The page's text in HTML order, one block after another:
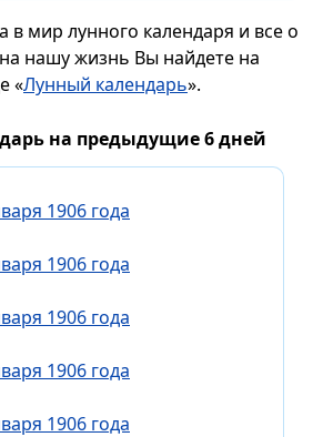
в мир лунного календаря и все о
нашу жизнь Вы найдете на
«Лунный календарь».
на предыдущие 6 дней
1906 года
1906 года
1906 года
1906 года
1906 года